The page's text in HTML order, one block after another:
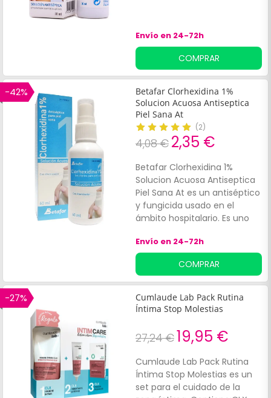
Envío en 24-72h
COMPRAR
-42%
Betafar Clorhexidina 1%
Solucion Acuosa Antiseptica
Piel Sana At
(2)
4,08 € 2,35 €
Betafar Clorhexidina 1%
Solucion Acuosa Antiseptica
Piel Sana At es un antiséptico
y fungicida usado en el
ámbito hospitalario. Es uno
demandados para la
desinfección de la piel sana
debido a su gran capacidad
limpiadora y a su facilidad de
uso. Es una solución ideal
para la desinfección previa a
pre-operatorio previo a
intervenciones quirúrgicas.
Envío en 24-72h
COMPRAR
-27%
Cumlaude Lab Pack Rutina
Íntima Stop Molestias
27,24 €19,95 €
Cumlaude Lab Pack Rutina
Íntima Stop Molestias es un
set para el cuidado de la